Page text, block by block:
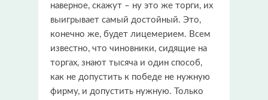
наверное, скажут – ну это же торги, их
выигрывает самый достойный. Это,
конечно же, будет лицемерием. Всем
известно, что чиновники, сидящие на
торгах, знают тысяча и один способ,
как не допустить к победе не нужную
фирму, и допустить нужную. Только